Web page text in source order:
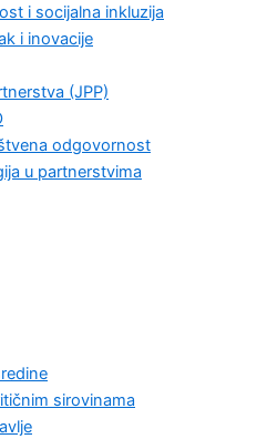
i socijalna inkluzija
i inovacije
(JPP)
odgovornost
u partnerstvima
sirovinama